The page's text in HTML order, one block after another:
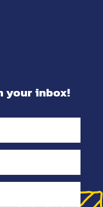
your inbox!